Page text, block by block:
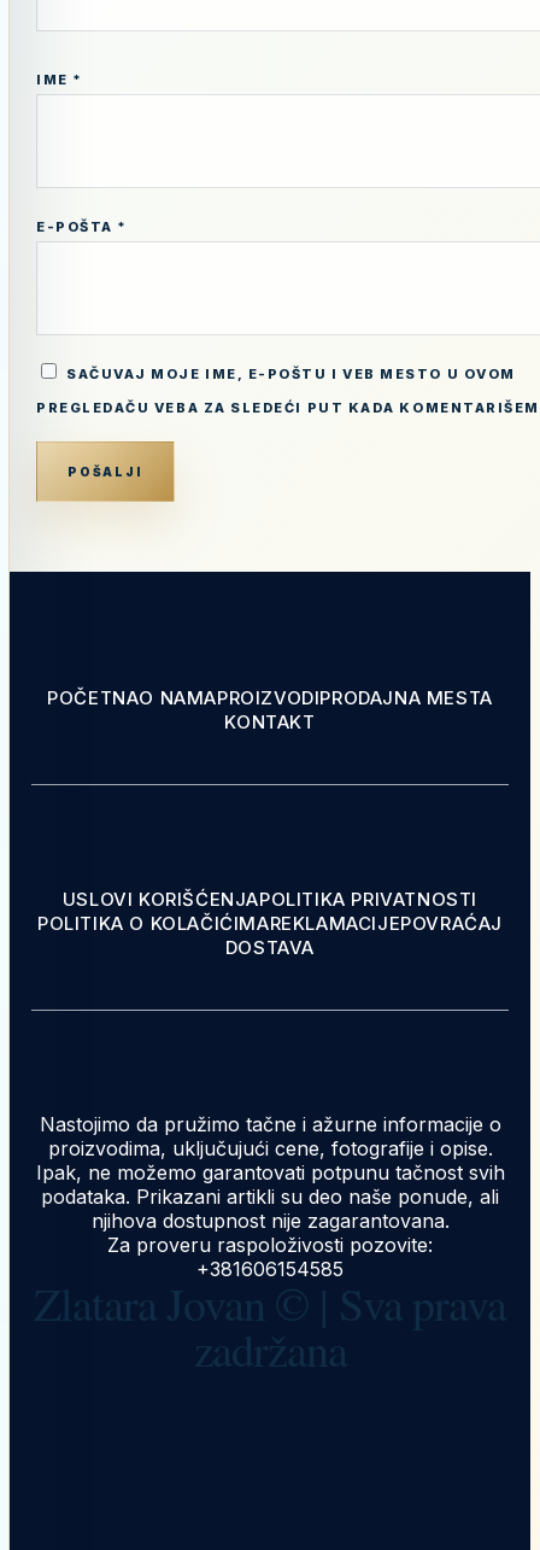
IME *
E-POŠTA *
SAČUVAJ MOJE IME, E-POŠTU I VEB MESTO U OVOM
PREGLEDAČU VEBA ZA SLEDEĆI PUT KADA
POČETNAO NAMAPROIZVODIPRODAJNA MESTA
KONTAKT
USLOVI KORIŠĆENJAPOLITIKA PRIVATNOSTI
POLITIKA O KOLAČIĆIMAREKLAMACIJEPOVRAĆAJ
DOSTAVA
Nastojimo da pružimo tačne i ažurne informacije o
proizvodima, uključujući cene, fotografije i opise.
Ipak, ne možemo garantovati potpunu tačnost svih
podataka. Prikazani artikli su deo naše ponude, ali
njihova dostupnost nije zagarantovana.
Za proveru raspoloživosti pozovite:
+381606154585
Zlatara Jovan © | Sva prava
zadržana